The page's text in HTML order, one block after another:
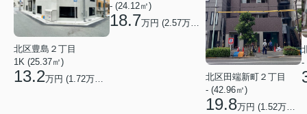
北区豊島２丁目
1K (25.37㎡)
13.2万円 (1.72万円/坪)
- (24.12㎡)
18.7万円 (2.57万円/坪)
北区田端新町２丁目
- (42.96㎡)
19.8万円 (1.52万円/坪)
-